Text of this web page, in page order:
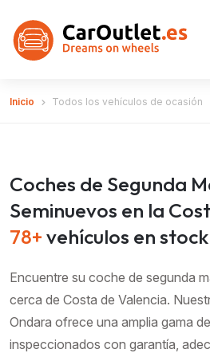
Inicio Todos los vehículos de ocasión
Coches de Segunda
Seminuevos en la
78+vehículos en
Encuentre su coche de segunda
cerca de Costa de Valencia.
Ondara ofrece una amplia gama
inspeccionados con garantía,